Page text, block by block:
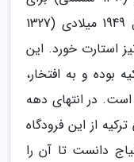
اهداف نظامی ساخته شد اما در سال 1949 میلادی (1327
استارت خورد. این
بوده و به افتخار،
در انتهای دهه
از این فرودگاه
دانست تا آن را